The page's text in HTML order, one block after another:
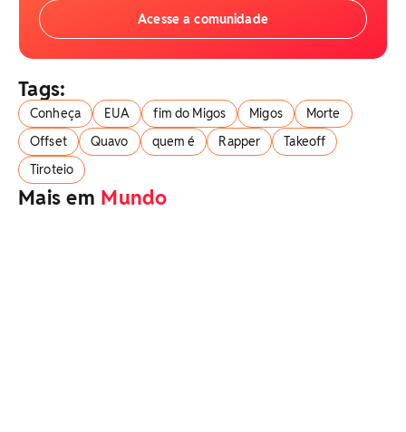
Acesse a comunidade
Tags:
Conheça EUA fim do Migos Migos
Morte
Offset
Quavo quem é Rapper
Takeoff
Tiroteio
Mais em Mundo